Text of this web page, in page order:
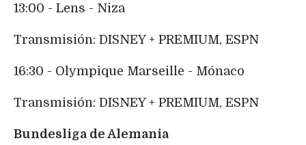
13:00 - Lens - Niza
Transmisión: DISNEY + PREMIUM, ESPN
16:30 - Olympique Marseille - Mónaco
Transmisión: DISNEY + PREMIUM, ESPN
Bundesliga de Alemania